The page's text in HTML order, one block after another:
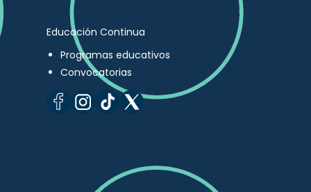
Educación Continua
Programas educativos
Convocatorias